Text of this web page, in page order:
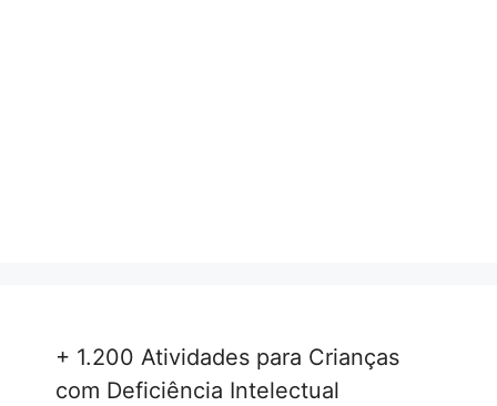
+ 1.200 Atividades para Crianças
com Deficiência Intelectual